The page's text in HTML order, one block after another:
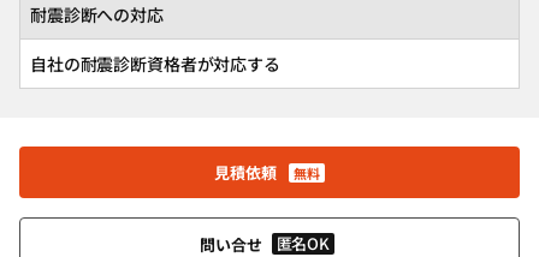
耐震診断への対応
自社の耐震診断資格者が対応する
見積依頼 無料
問い合せ 匿名OK